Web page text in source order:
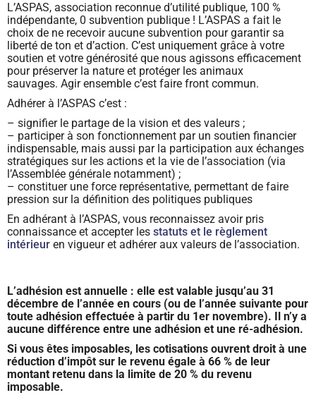
L’ASPAS, association reconnue d’utilité publique, 100 %
indépendante, 0 subvention publique ! L’ASPAS a fait le
choix de ne recevoir aucune subvention pour garantir sa
liberté de ton et d’action. C’est uniquement grâce à votre
soutien et votre générosité que nous agissons efficacement
pour préserver la nature et protéger les animaux
sauvages. Agir ensemble c’est faire front commun.
Adhérer à l’ASPAS c’est :
– signifier le partage de la vision et des valeurs ;
– participer à son fonctionnement par un soutien financier
indispensable, mais aussi par la participation aux échanges
stratégiques sur les actions et la vie de l’association (via
l’Assemblée générale notamment) ;
– constituer une force représentative, permettant de faire
pression sur la définition des politiques publiques
En adhérant à l’ASPAS, vous reconnaissez avoir pris
connaissance et accepter les statuts et le règlement
intérieur en vigueur et adhérer aux valeurs de l’association.
L’adhésion est annuelle : elle est valable jusqu’au 31
décembre de l’année en cours (ou de l’année suivante pour
toute adhésion effectuée à partir du 1er novembre). Il n’y a
aucune différence entre une adhésion et une ré-adhésion.
Si vous êtes imposables, les cotisations ouvrent droit à une
réduction d’impôt sur le revenu égale à 66 % de leur
montant retenu dans la limite de 20 % du revenu
imposable.